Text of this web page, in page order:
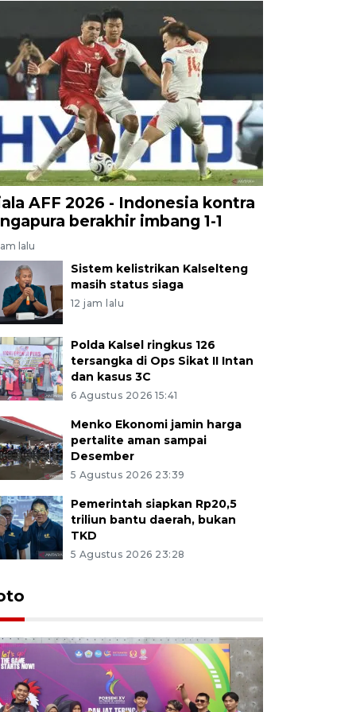
AFF 2026 - Indonesia kontra
berakhir imbang 1-1
lalu
Sistem kelistrikan Kalselteng
masih status siaga
12 jam lalu
Polda Kalsel ringkus 126
tersangka di Ops Sikat II Intan
dan kasus 3C
6 Agustus 2026 15:41
Menko Ekonomi jamin harga
pertalite aman sampai
Desember
5 Agustus 2026 23:39
Pemerintah siapkan Rp20,5
triliun bantu daerah, bukan
TKD
5 Agustus 2026 23:28